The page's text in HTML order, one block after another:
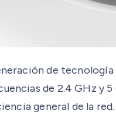
de
de 2.4 GHz y
general de la red.